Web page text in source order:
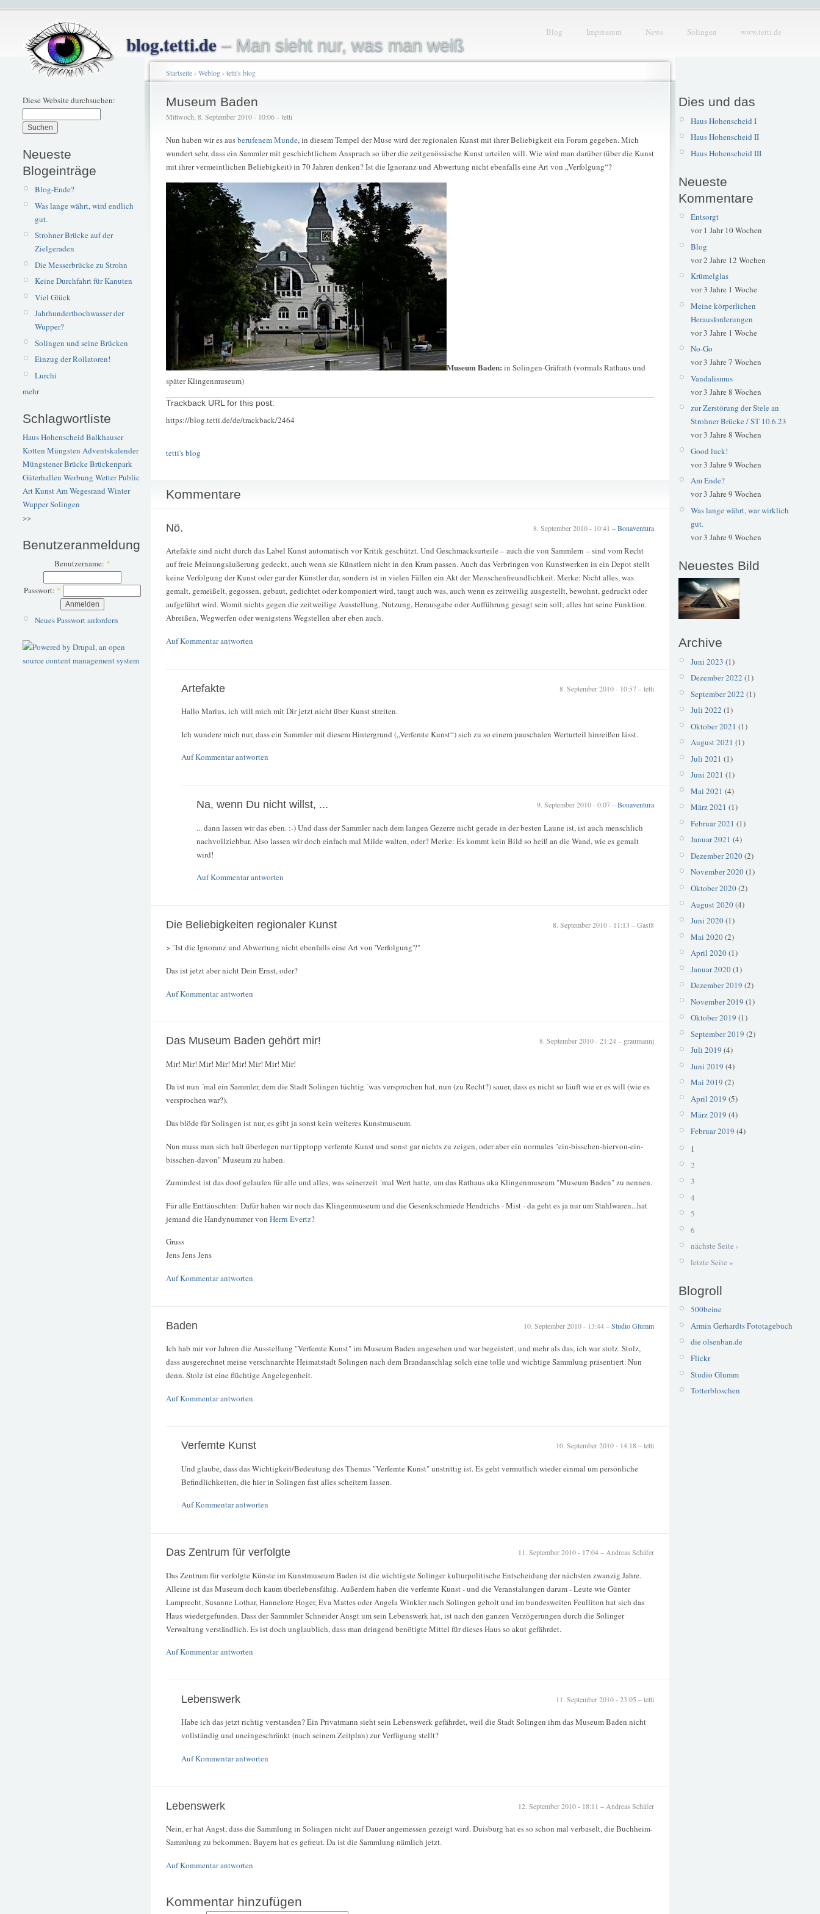
blog.tetti.de– Man sieht nur, was man weiß
Blog Impressum News Solingen www.tetti.de
Diese Website durchsuchen:
Neueste
Blogeinträge
Blog-Ende?
Was lange währt, wird endlich
gut.
Strohner Brücke auf der
Zielgeraden
Die Messerbrücke zu Strohn
Keine Durchfahrt für Kanuten
Viel Glück
Jahrhunderthochwasser der
Wupper?
Solingen und seine Brücken
Einzug der Rollatoren!
Lurchi
mehr
Schlagwortliste
Haus Hohenscheid Balkhauser
Kotten Müngsten Adventskalender
Müngstener BrückeBrückenpark
Güterhallen Werbung WetterPublic
ArtKunstAm Wegesrand Winter
WupperSolingen
>>
Benutzeranmeldung
Benutzername: *
Passwort: *
Neues Passwort anfordern
Startseite› Weblog› tetti's blog
Museum Baden
Mittwoch, 8. September 2010 - 10:06 – tetti
Nun haben wir es ausberufenem Munde, in diesem Tempel der Muse wird der regionalen Kunst mit ihrer Beliebigkeit ein Forum gegeben. Mich
wundert sehr, dass ein Sammler mit geschichtlichem Anspruch so über die zeitgenössische Kunst urteilen will. Wie wird man darüber (über die Kunst
mit ihrer vermeintlichen Beliebigkeit) in 70 Jahren denken? Ist die Ignoranz und Abwertung nicht ebenfalls eine Art von „Verfolgung“?
Museum Baden: in Solingen-Gräfrath (vormals Rathaus und
später Klingenmuseum)
Trackback URL for this post:
https://blog.tetti.de/de/trackback/2464
tetti's blog
Kommentare
8. September 2010 - 10:41 –Bonaventura
Nö.
Artefakte sind nicht durch das Label Kunst automatisch vor Kritik geschützt. Und Geschmacksurteile – auch die von Sammlern – sind vom Recht
auf freie Meinungsäußerung gedeckt, auch wenn sie Künstlern nicht in den Kram passen. Auch das Verbringen von Kunstwerken in ein Depot stellt
keine Verfolgung der Kunst oder gar der Künstler dar, sondern ist in vielen Fällen ein Akt der Menschenfreundlichkeit. Merke: Nicht alles, was
gemalt, gemeißelt, gegossen, gebaut, gedichtet oder komponiert wird, taugt auch was, auch wenn es zeitweilig ausgestellt, bewohnt, gedruckt oder
aufgeführt wird. Womit nichts gegen die zeitweilige Ausstellung, Nutzung, Herausgabe oder Aufführung gesagt sein soll; alles hat seine Funktion.
Abreißen, Wegwerfen oder wenigstens Wegstellen aber eben auch.
Auf Kommentar antworten
8. September 2010 - 10:57 – tetti
Artefakte
Hallo Marius, ich will mich mit Dir jetzt nicht über Kunst streiten.
Ich wundere mich nur, dass ein Sammler mit diesem Hintergrund („Verfemte Kunst“) sich zu so einem pauschalen Werturteil hinreißen lässt.
Auf Kommentar antworten
9. September 2010 - 0:07 –Bonaventura
Na, wenn Du nicht willst, ...
... dann lassen wir das eben. :-) Und dass der Sammler nach dem langen Gezerre nicht gerade in der besten Laune ist, ist auch menschlich
nachvollziehbar. Also lassen wir doch einfach mal Milde walten, oder? Merke: Es kommt kein Bild so heiß an die Wand, wie es gemalt
wird!
Auf Kommentar antworten
8. September 2010 - 11:13 – Gast8
Die Beliebigkeiten regionaler Kunst
> "Ist die Ignoranz und Abwertung nicht ebenfalls eine Art von 'Verfolgung'?"
Das ist jetzt aber nicht Dein Ernst, oder?
Auf Kommentar antworten
8. September 2010 - 21:24 – graumannj
Das Museum Baden gehört mir!
Mir! Mir! Mir! Mir! Mir! Mir! Mir! Mir!
Da ist nun ´mal ein Sammler, dem die Stadt Solingen tüchtig ´was versprochen hat, nun (zu Recht?) sauer, dass es nicht so läuft wie er es will (wie es
versprochen war?).
Das blöde für Solingen ist nur, es gibt ja sonst kein weiteres Kunstmuseum.
Nun muss man sich halt überlegen nur tipptopp verfemte Kunst und sonst gar nichts zu zeigen, oder aber ein normales "ein-bisschen-hiervon-ein-
bisschen-davon" Museum zu haben.
Zumindest ist das doof gelaufen für alle und alles, was seinerzeit ´mal Wert hatte, um das Rathaus aka Klingenmuseum "Museum Baden" zu nennen.
Für alle Enttäuschten: Dafür haben wir noch das Klingenmuseum und die Gesenkschmiede Hendrichs - Mist - da geht es ja nur um Stahlwaren...hat
jemand die Handynummer von Herrn Evertz?
Gruss
Jens Jens Jens
Auf Kommentar antworten
10. September 2010 - 13:44 –Studio Glumm
Baden
Ich hab mir vor Jahren die Ausstellung "Verfemte Kunst" im Museum Baden angesehen und war begeistert, und mehr als das, ich war stolz. Stolz,
dass ausgerechnet meine verschnarchte Heimatstadt Solingen nach dem Brandanschlag solch eine tolle und wichtige Sammlung präsentiert. Nun
denn. Stolz ist eine flüchtige Angelegenheit.
Auf Kommentar antworten
10. September 2010 - 14:18 – tetti
Verfemte Kunst
Und glaube, dass das Wichtigkeit/Bedeutung des Themas "Verfemte Kunst" unstrittig ist. Es geht vermutlich wieder einmal um persönliche
Befindlichkeiten, die hier in Solingen fast alles scheitern lassen.
Auf Kommentar antworten
11. September 2010 - 17:04 – Andreas Schäfer
Das Zentrum für verfolgte
Das Zentrum für verfolgte Künste im Kunstmuseum Baden ist die wichtigste Solinger kulturpolitische Entscheidung der nächsten zwanzig Jahre.
Alleine ist das Museum doch kaum überlebensfähig. Außerdem haben die verfemte Kunst - und die Veranstalungen darum - Leute wie Günter
Lamprecht, Susanne Lothar, Hannelore Hoger, Eva Mattes oder Angela Winkler nach Solingen geholt und im bundesweiten Feulliton hat sich das
Haus wiedergefunden. Dass der Samnmler Schneider Ansgt um sein Lebenswerk hat, ist nach den ganzen Verzögerungen durch die Solinger
Verwaltung verständlich. Es ist doch unglaublich, dass man dringend benötigte Mittel für dieses Haus so akut gefährdet.
Auf Kommentar antworten
11. September 2010 - 23:05 – tetti
Lebenswerk
Habe ich das jetzt richtig verstanden? Ein Privatmann sieht sein Lebenswerk gefährdet, weil die Stadt Solingen ihm das Museum Baden nicht
vollständig und uneingeschränkt (nach seinem Zeitplan) zur Verfügung stellt?
Auf Kommentar antworten
12. September 2010 - 18:11 – Andreas Schäfer
Lebenswerk
Nein, er hat Angst, dass die Sammlung in Solingen nicht auf Dauer angemessen gezeigt wird. Duisburg hat es so schon mal verbaselt, die Buchheim-
Sammlung zu bekommen. Bayern hat es gefreut. Da ist die Sammlung nämlich jetzt.
Auf Kommentar antworten
Kommentar hinzufügen
Dies und das
Haus Hohenscheid I
Haus Hohenscheid II
Haus Hohenscheid III
Neueste
Kommentare
Entsorgt
vor 1 Jahr 10 Wochen
Blog
vor 2 Jahre 12 Wochen
Krümelglas
vor 3 Jahre 1 Woche
Meine körperlichen
Herausforderungen
vor 3 Jahre 1 Woche
No-Go
vor 3 Jahre 7 Wochen
Vandalismus
vor 3 Jahre 8 Wochen
zur Zerstörung der Stele an
Strohner Brücke / ST 10.6.23
vor 3 Jahre 8 Wochen
Good luck!
vor 3 Jahre 9 Wochen
Am Ende?
vor 3 Jahre 9 Wochen
Was lange währt, war wirklich
gut.
vor 3 Jahre 9 Wochen
Neuestes Bild
Archive
Juni 2023 (1)
Dezember 2022 (1)
September 2022 (1)
Juli 2022 (1)
Oktober 2021 (1)
August 2021 (1)
Juli 2021 (1)
Juni 2021 (1)
Mai 2021 (4)
März 2021 (1)
Februar 2021 (1)
Januar 2021 (4)
Dezember 2020(2)
November 2020(1)
Oktober 2020(2)
August 2020(4)
Juni 2020(1)
Mai 2020(2)
April 2020(1)
Januar 2020(1)
Dezember 2019 (2)
November 2019 (1)
Oktober 2019 (1)
September 2019 (2)
Juli 2019 (4)
Juni 2019 (4)
Mai 2019 (2)
April 2019 (5)
März 2019 (4)
Februar 2019 (4)
1
2
3
4
5
6
nächste Seite ›
letzte Seite »
Blogroll
500beine
Armin Gerhardts Fototagebuch
die olsenban.de
Flickr
Studio Glumm
Totterbloschen